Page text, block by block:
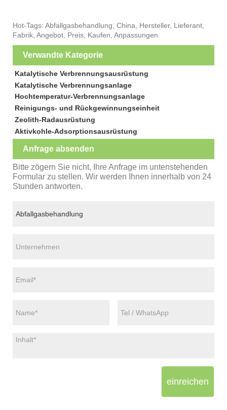
Hot-Tags: Abfallgasbehandlung, China, Hersteller, Lieferant,
Fabrik, Angebot, Preis, Kaufen, Anpassungen
Verwandte Kategorie
Katalytische Verbrennungsausrüstung
Katalytische Verbrennungsanlage
Hochtemperatur-Verbrennungsanlage
Reinigungs- und Rückgewinnungseinheit
Zeolith-Radausrüstung
Aktivkohle-Adsorptionsausrüstung
Anfrage absenden
Bitte zögern Sie nicht, Ihre Anfrage im untenstehenden
Formular zu stellen. Wir werden Ihnen innerhalb von 24
Stunden antworten.
einreichen